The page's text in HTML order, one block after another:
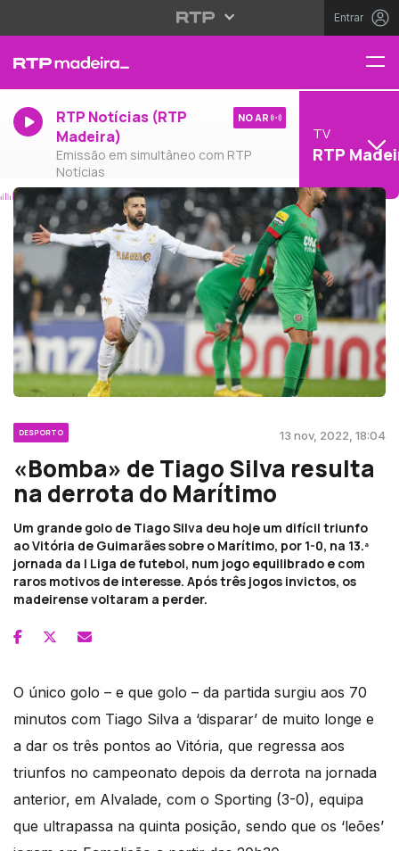
Entrar
RTP Notícias (RTP
Madeira)
Emissão em simultâneo com RTP
Notícias
NO AR
TV
RTP
DESPORTO 13 nov, 2022, 18:04
«Bomba» de Tiago Silva resulta
na derrota do Marítimo
Um grande golo de Tiago Silva deu hoje um difícil triunfo
ao Vitória de Guimarães sobre o Marítimo, por 1-0, na 13.ª
jornada da I Liga de futebol, num jogo equilibrado e com
raros motivos de interesse. Após três jogos invictos, os
madeirense voltaram a perder.
O único golo – e que golo – da partida surgiu aos 70
minutos com Tiago Silva a ‘disparar’ de muito longe e
a dar os três pontos ao Vitória, que regressa aos
triunfos no campeonato depois da derrota na jornada
anterior, em Alvalade, com o Sporting (3-0), equipa
que ultrapassa na quinta posição, sendo que os ‘leões’